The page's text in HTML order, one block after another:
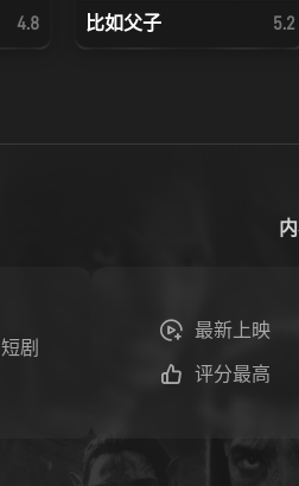
4.8 比如父子 5.2
短剧
最新上映
评分最高